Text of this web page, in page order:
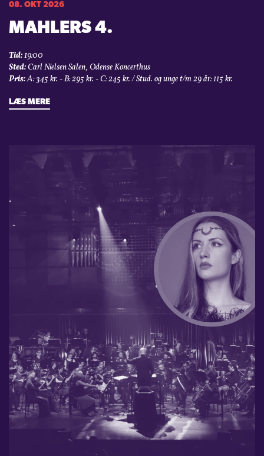
08. OKT 2026
MAHLERS 4.
Tid:19:00
Sted:Carl Nielsen Salen, Odense Koncerthus
Pris:A: 345 kr. - B: 295 kr. - C: 245 kr. / Stud. og unge t/m 29 år: 115 kr.
LÆS MERE